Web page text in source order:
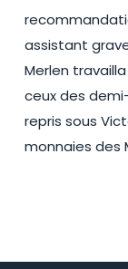
assistant
Merlen
ceux des
repris sous
monnaies des